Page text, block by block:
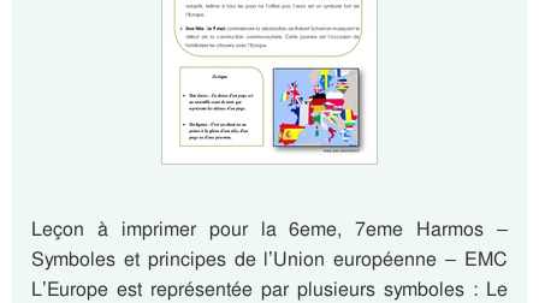
Leçon à imprimer pour la 6eme, 7eme Harmos –
Symboles et principes de l’Union européenne – EMC
L’Europe est représentée par plusieurs symboles : Le